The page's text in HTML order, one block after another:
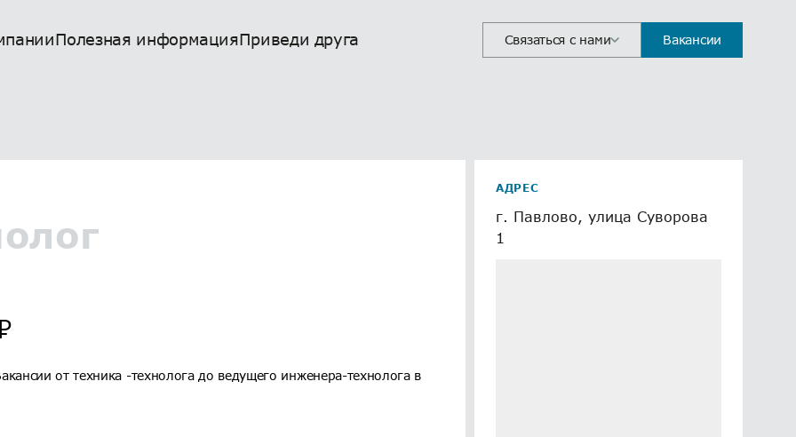
Полезная информацияПриведи друга Связаться с нами Вакансии
от техника -технолога до ведущего инженера-технолога в
АДРЕС
г. Павлово, улица Суворова
1